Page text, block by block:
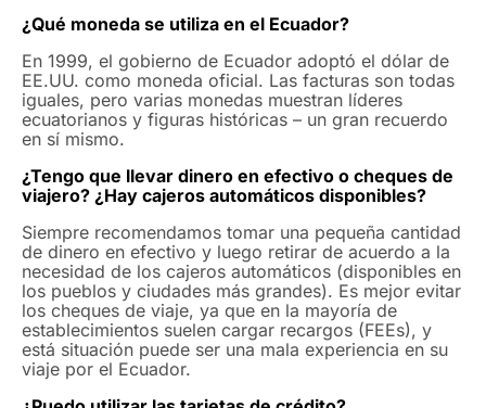
¿Qué moneda se utiliza en el Ecuador?
En 1999, el gobierno de Ecuador adoptó el dólar de
EE.UU. como moneda oficial. Las facturas son todas
iguales, pero varias monedas muestran líderes
ecuatorianos y figuras históricas – un gran recuerdo
en sí mismo.
¿Tengo que llevar dinero en efectivo o cheques de
viajero? ¿Hay cajeros automáticos disponibles?
Siempre recomendamos tomar una pequeña cantidad
de dinero en efectivo y luego retirar de acuerdo a la
necesidad de los cajeros automáticos (disponibles en
los pueblos y ciudades más grandes). Es mejor evitar
los cheques de viaje, ya que en la mayoría de
establecimientos suelen cargar recargos (FEEs), y
está situación puede ser una mala experiencia en su
viaje por el Ecuador.